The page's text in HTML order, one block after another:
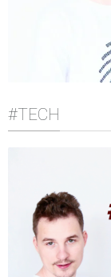
#TECH